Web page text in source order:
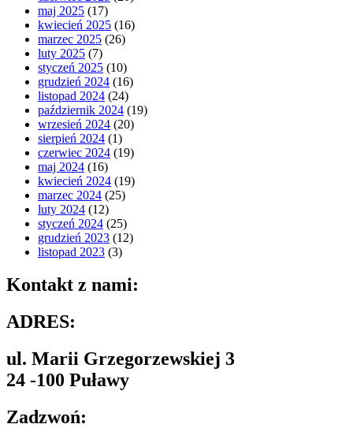
maj 2025 (17)
kwiecień 2025 (16)
marzec 2025 (26)
luty 2025 (7)
styczeń 2025 (10)
grudzień 2024 (16)
listopad 2024 (24)
październik 2024 (19)
wrzesień 2024 (20)
sierpień 2024 (1)
czerwiec 2024 (19)
maj 2024 (16)
kwiecień 2024 (19)
marzec 2024 (25)
luty 2024 (12)
styczeń 2024 (25)
grudzień 2023 (12)
listopad 2023 (3)
Kontakt z nami:
ADRES:
ul. Marii Grzegorzewskiej 3
24 -100 Puławy
Zadzwoń: